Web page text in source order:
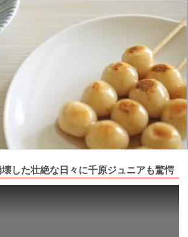
した壮絶な日々に千原ジュニアも驚愕